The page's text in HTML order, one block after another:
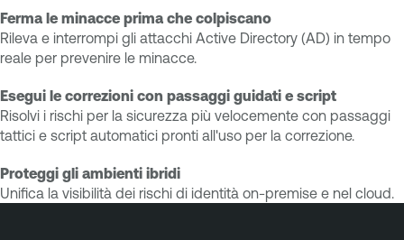
Ferma le minacce prima che colpiscano
Rileva e interrompi gli attacchi Active Directory (AD) in tempo
reale per prevenire le minacce.
Esegui le correzioni con passaggi guidati e script
Risolvi i rischi per la sicurezza più velocemente con passaggi
tattici e script automatici pronti all'uso per la correzione.
Proteggi gli ambienti ibridi
Unifica la visibilità dei rischi di identità on-premise e nel cloud.